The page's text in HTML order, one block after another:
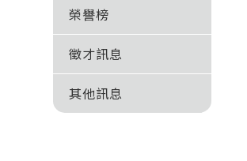
榮譽榜
徵才訊息
其他訊息